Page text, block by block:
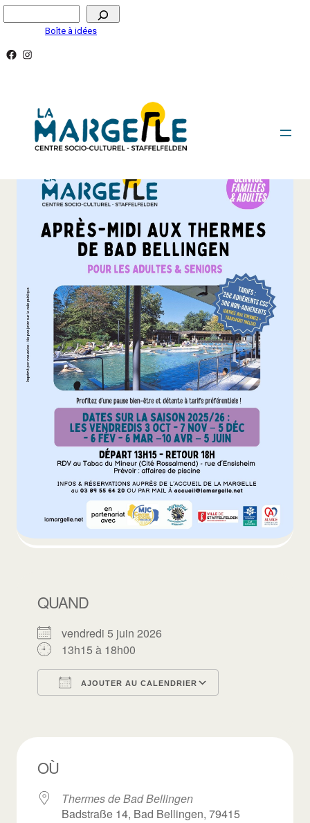
Aller
au
Facebook
Instagram
Boîte à idées
SORTIE AUX THERMES DE BAD BELLINGEN
QUAND
vendredi 5 juin 2026
13h15 à 18h00
AJOUTER AU CALENDRIER
OÙ
Thermes de Bad Bellingen
Badstraße 14, Bad Bellingen, 79415